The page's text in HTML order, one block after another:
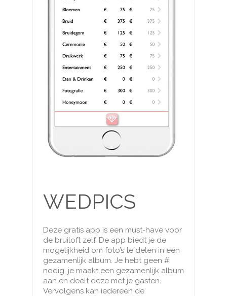
WEDPICS
Deze gratis app is een must-have voor
de bruiloft zelf. De app biedt je de
mogelijkheid om foto’s te delen in een
gezamenlijk album. Je hebt geen #
nodig, je maakt een gezamenlijk album
aan en deelt deze met je gasten.
Vervolgens kan iedereen de